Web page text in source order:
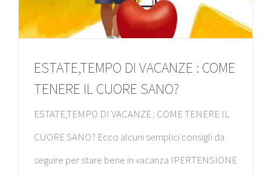
ESTATE,TEMPO DI VACANZE : COME
TENERE IL CUORE SANO?
ESTATE,TEMPO DI VACANZE : COME TENERE IL
CUORE SANO? Ecco alcuni semplici consigli da
seguire per stare bene in vacanza IPERTENSIONE